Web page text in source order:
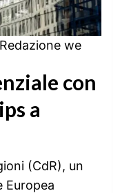
we
con
a
(CdR), un
Europea